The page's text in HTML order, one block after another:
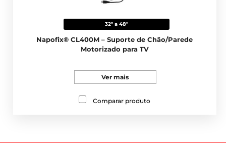
32" a 48"
Napofix® CL400M – Suporte de Chão/Parede
Motorizado para TV
Ver mais
Comparar produto